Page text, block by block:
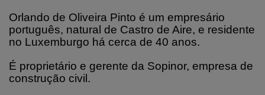
Orlando de Oliveira Pinto é um empresário
português, natural de Castro de Aire, e residente
no Luxemburgo há cerca de 40 anos.
É proprietário e gerente da Sopinor, empresa de
construção civil.